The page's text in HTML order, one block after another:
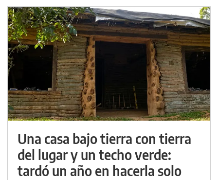
Una casa bajo tierra con tierra
del lugar y un techo verde:
tardó un año en hacerla solo